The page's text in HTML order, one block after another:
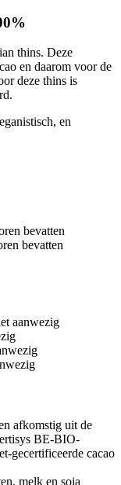
thins. Deze
en daarom voor de
deze thins is
en
afkomstig uit de
BE-BIO-
gecertificeerde cacao
melk en soja